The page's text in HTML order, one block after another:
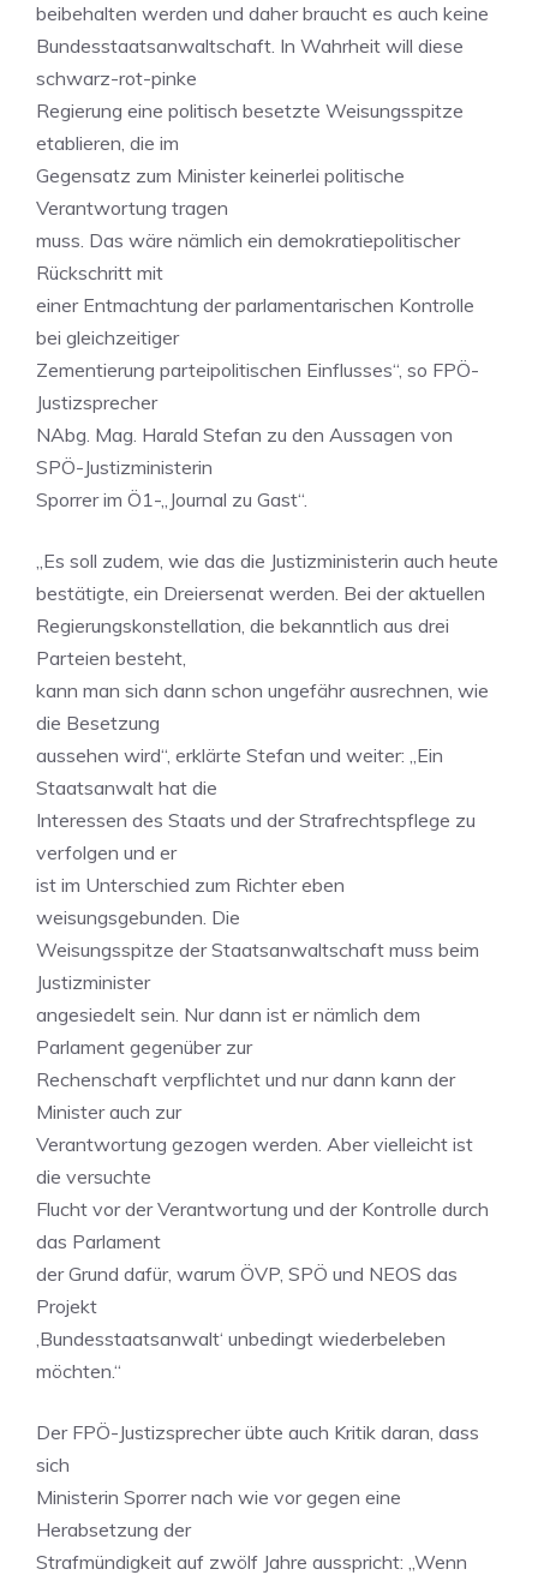
beibehalten werden und daher braucht es auch keine
Bundesstaatsanwaltschaft. In Wahrheit will diese
schwarz-rot-pinke
Regierung eine politisch besetzte Weisungsspitze
etablieren, die im
Gegensatz zum Minister keinerlei politische
Verantwortung tragen
muss. Das wäre nämlich ein demokratiepolitischer
Rückschritt mit
einer Entmachtung der parlamentarischen Kontrolle
bei gleichzeitiger
Zementierung parteipolitischen Einflusses“, so FPÖ-
Justizsprecher
NAbg. Mag. Harald Stefan zu den Aussagen von
SPÖ-Justizministerin
Sporrer im Ö1-„Journal zu Gast“.
„Es soll zudem, wie das die Justizministerin auch heute
bestätigte, ein Dreiersenat werden. Bei der aktuellen
Regierungskonstellation, die bekanntlich aus drei
Parteien besteht,
kann man sich dann schon ungefähr ausrechnen, wie
die Besetzung
aussehen wird“, erklärte Stefan und weiter: „Ein
Staatsanwalt hat die
Interessen des Staats und der Strafrechtspflege zu
verfolgen und er
ist im Unterschied zum Richter eben
weisungsgebunden. Die
Weisungsspitze der Staatsanwaltschaft muss beim
Justizminister
angesiedelt sein. Nur dann ist er nämlich dem
Parlament gegenüber zur
Rechenschaft verpflichtet und nur dann kann der
Minister auch zur
Verantwortung gezogen werden. Aber vielleicht ist
die versuchte
Flucht vor der Verantwortung und der Kontrolle durch
das Parlament
der Grund dafür, warum ÖVP, SPÖ und NEOS das
Projekt
‚Bundesstaatsanwalt‘ unbedingt wiederbeleben
möchten.“
Der FPÖ-Justizsprecher übte auch Kritik daran, dass
sich
Ministerin Sporrer nach wie vor gegen eine
Herabsetzung der
Strafmündigkeit auf zwölf Jahre ausspricht: „Wenn